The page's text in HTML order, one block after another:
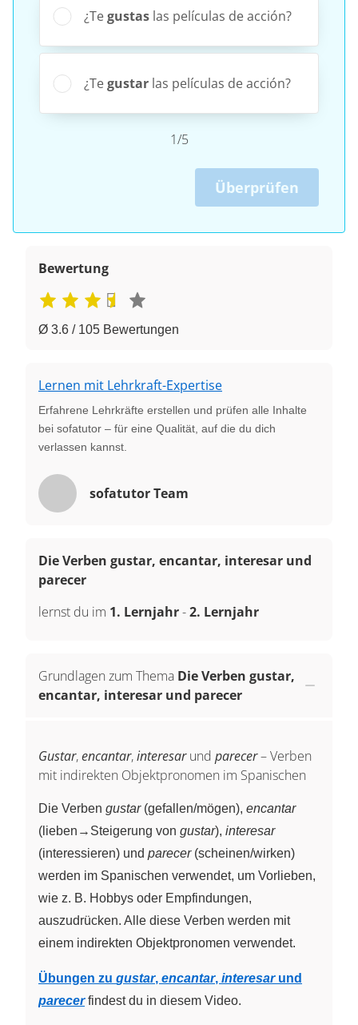
¿Tegustas las películas de acción?
¿Tegustar las películas de acción?
1/5
Überprüfen
Bewertung
Ø 3.6 / 105 Bewertungen
Lernen mit Lehrkraft-Expertise
Erfahrene Lehrkräfte erstellen und prüfen alle Inhalte
bei sofatutor – für eine Qualität, auf die du dich
verlassen kannst.
sofatutor Team
Die Verben gustar, encantar, interesar und
parecer
lernst du im 1. Lernjahr-2. Lernjahr
Grundlagen zum Thema Die Verben gustar,
encantar, interesar und parecer
Gustar,encantar,interesarund parecer– Verben
mit indirekten Objektpronomen im Spanischen
Die Verben gustar(gefallen/mögen), encantar
(lieben→Steigerung von gustar), interesar
(interessieren) und parecer(scheinen/wirken)
werden im Spanischen verwendet, um Vorlieben,
wie z. B. Hobbys oder Empfindungen,
auszudrücken. Alle diese Verben werden mit
einem indirekten Objektpronomen verwendet.
Übungen zu gustar, encantar, interesarund
parecerfindest du in diesem Video.